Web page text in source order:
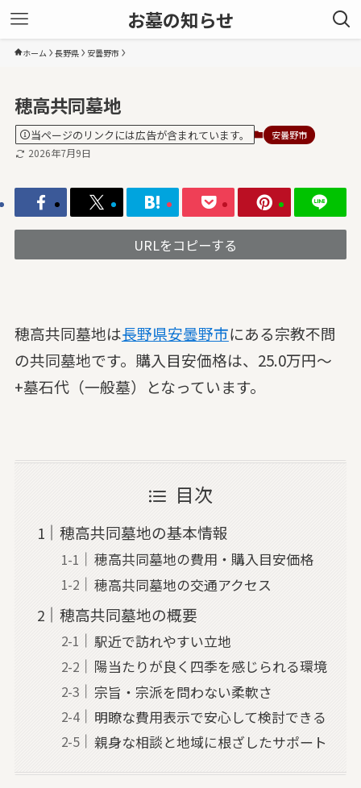
お墓の知らせ
ホーム 長野県 安曇野市
穂高共同墓地
当ページのリンクには広告が含まれています。 安曇野市
2026年7月9日
URLをコピーする
穂高共同墓地は長野県安曇野市にある宗教不問
の共同墓地です。購入目安価格は、25.0万円～
+墓石代（一般墓）となっています。
目次
穂高共同墓地の基本情報
穂高共同墓地の費用・購入目安価格
穂高共同墓地の交通アクセス
穂高共同墓地の概要
駅近で訪れやすい立地
陽当たりが良く四季を感じられる環境
宗旨・宗派を問わない柔軟さ
明瞭な費用表示で安心して検討できる
親身な相談と地域に根ざしたサポート